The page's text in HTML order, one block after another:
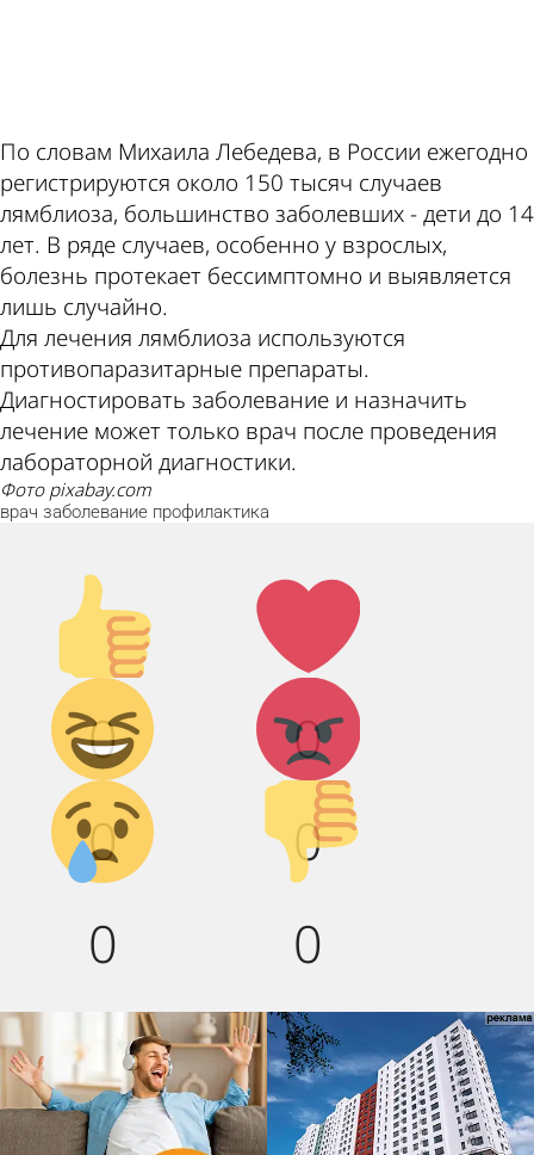
По словам Михаила Лебедева, в России ежегодно
регистрируются около 150 тысяч случаев
лямблиоза, большинство заболевших - дети до 14
лет. В ряде случаев, особенно у взрослых,
болезнь протекает бессимптомно и выявляется
лишь случайно.
Для лечения лямблиоза используются
противопаразитарные препараты.
Диагностировать заболевание и назначить
лечение может только врач после проведения
лабораторной диагностики.
фото pixabay.com
врач заболевание профилактика
Палец
вверх!
0
Лайк!
0
Дикий
смех!
0
Агрессия!
0
Грусть :(
0
Палец
вниз!
0